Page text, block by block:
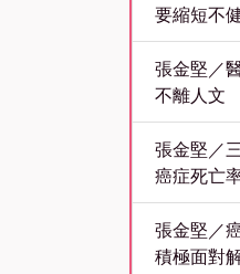
要縮短不
張金堅／
不離人文
張金堅／
癌症死亡
張金堅／
積極面對